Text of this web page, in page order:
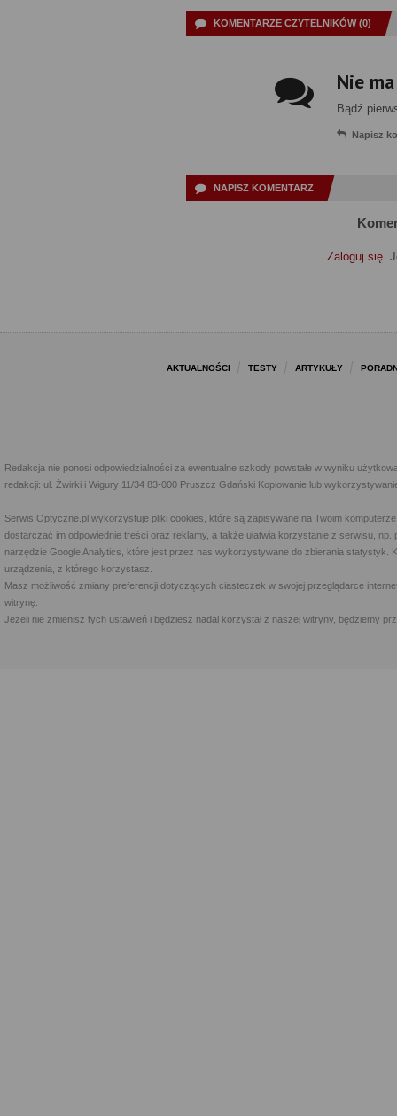
KOMENTARZE CZYTELNIKÓW (0)
Nie
Bądź
Napisz
NAPISZ KOMENTARZ
Zaloguj się.
AKTUALNOŚCI TESTY ARTYKUŁY
Redakcja nie ponosi odpowiedzialności za ewentualne szkody powstałe w wyniku
redakcji: ul. Żwirki i Wigury 11/34 83-000 Pruszcz Gdański Kopiowanie lub
Serwis Optyczne.pl wykorzystuje pliki cookies, które są zapisywane na Twoim
dostarczać im odpowiednie treści oraz reklamy, a także ułatwia korzystanie z serwisu,
narzędzie Google Analytics, które jest przez nas wykorzystywane do zbierania statystyk.
urządzenia, z którego korzystasz.
Masz możliwość zmiany preferencji dotyczących ciasteczek w swojej przeglądarce
witrynę.
Jeżeli nie zmienisz tych ustawień i będziesz nadal korzystał z naszej witryny, będziemy